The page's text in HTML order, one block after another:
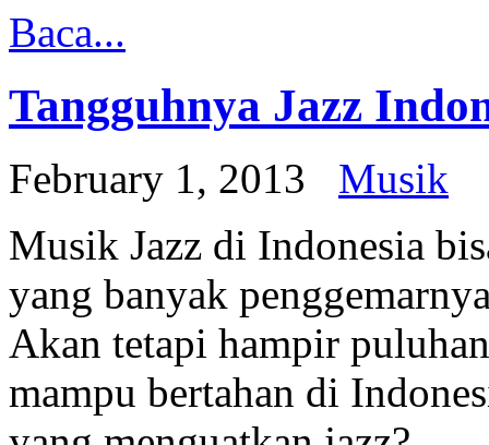
Baca...
Tangguhnya Jazz
February 1, 2013
Musik
Musik Jazz di Indonesia
yang banyak
Akan tetapi hampir
mampu bertahan di